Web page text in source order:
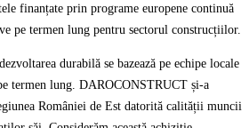
finanțate prin programe europene continuă
pe termen lung pentru sectorul construcțiilor.
durabilă se bazează pe echipe locale
termen lung. DAROCONSTRUCT și-a
României de Est datorită calității muncii